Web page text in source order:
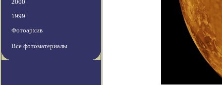
2000
1999
Фотоархив
Все фотоматериалы